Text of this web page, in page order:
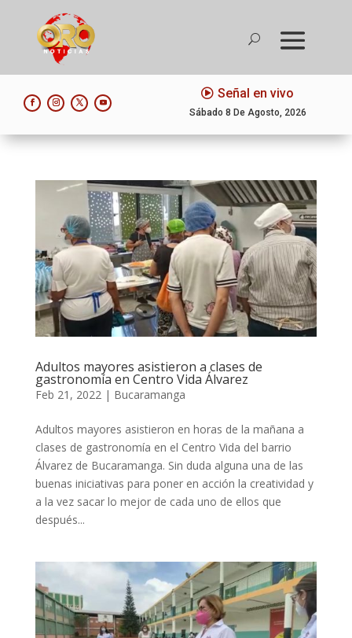
Señal en vivo
Sábado 8 De Agosto, 2026
Adultos mayores asistieron a clases de
gastronomía en Centro Vida Álvarez
Feb 21, 2022| Bucaramanga
Adultos mayores asistieron en horas de la mañana a
clases de gastronomía en el Centro Vida del barrio
Álvarez de Bucaramanga. Sin duda alguna una de las
buenas iniciativas para poner en acción la creatividad y
a la vez sacar lo mejor de cada uno de ellos que
después...